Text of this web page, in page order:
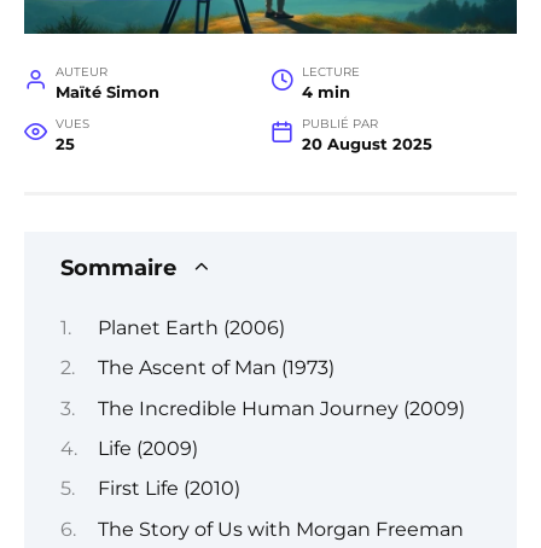
AUTEUR
Maïté Simon
LECTURE
4 min
VUES
25
PUBLIÉ PAR
20 August 2025
Sommaire
Planet Earth (2006)
The Ascent of Man (1973)
The Incredible Human Journey (2009)
Life (2009)
First Life (2010)
The Story of Us with Morgan Freeman